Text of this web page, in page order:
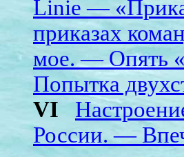
Linie —
приказах
мое. — Опять
Попытка
VI
России. —